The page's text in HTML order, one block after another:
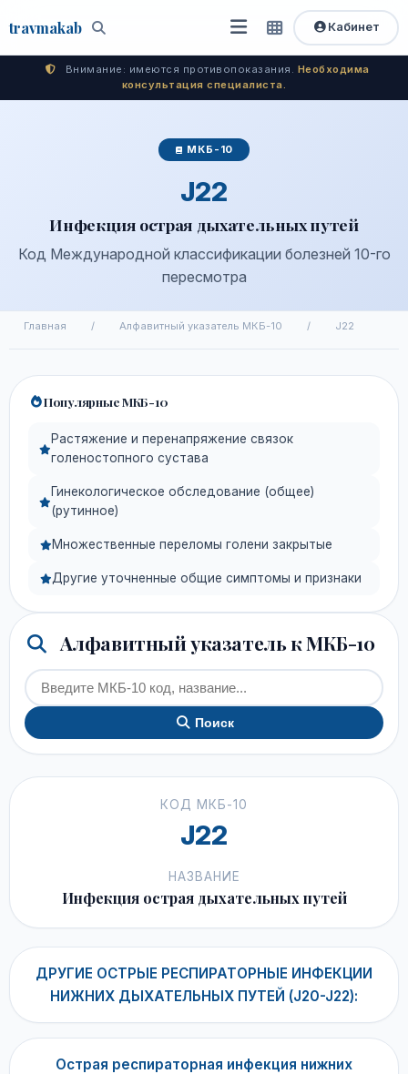
travmakab Поиск
Открыть
меню
Быстрый
доступ
Кабинет
Внимание: имеются противопоказания. Необходима
консультация специалиста.
МКБ-10
J22
Инфекция острая дыхательных путей
Код Международной классификации болезней 10-го
пересмотра
Главная / Алфавитный указатель МКБ-10 / J22
Популярные МКБ-10
Растяжение и перенапряжение связок
голеностопного сустава
Гинекологическое обследование (общее)
(рутинное)
Множественные переломы голени закрытые
Другие уточненные общие симптомы и признаки
Алфавитный указатель к МКБ-10
Поиск
КОД МКБ-10
J22
НАЗВАНИЕ
Инфекция острая дыхательных путей
ДРУГИЕ ОСТРЫЕ РЕСПИРАТОРНЫЕ ИНФЕКЦИИ
НИЖНИХ ДЫХАТЕЛЬНЫХ ПУТЕЙ (J20-J22):
Острая респираторная инфекция нижних